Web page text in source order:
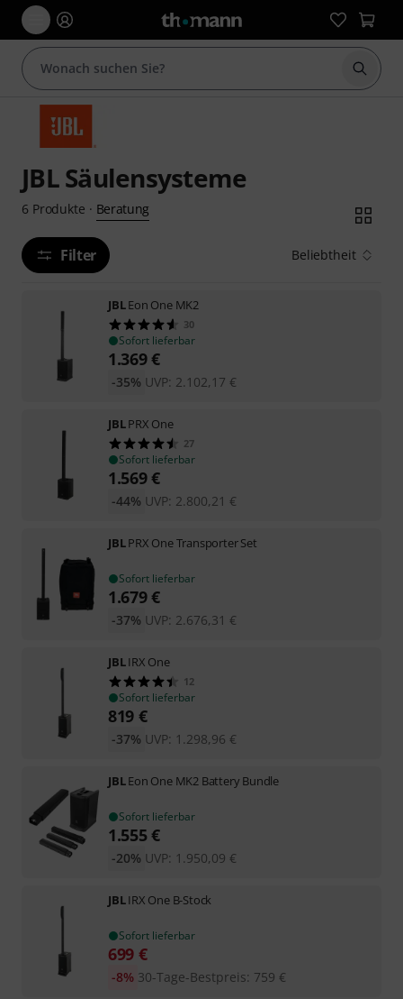
Suche
JBL Säulensysteme
6 Produkte · Beratung
Filter Beliebtheit
JBLEon One MK2
30
Sofort lieferbar
1.369€
UVP: 2.102,17 €
-35%
JBLPRX One
27
Sofort lieferbar
1.569€
UVP: 2.800,21 €
-44%
JBLPRX One Transporter Set
Sofort lieferbar
1.679€
UVP: 2.676,31 €
-37%
JBLIRX One
12
Sofort lieferbar
819 €
UVP: 1.298,96 €
-37%
JBLEon One MK2 Battery Bundle
Sofort lieferbar
1.555€
UVP: 1.950,09 €
-20%
JBLIRX One B-Stock
Sofort lieferbar
699 €
30-Tage-Bestpreis: 759 €
-8%